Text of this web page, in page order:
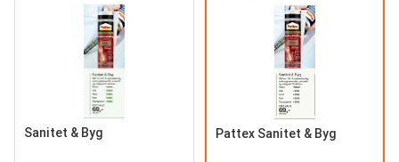
Sanitet & Byg Pattex Sanitet & Byg